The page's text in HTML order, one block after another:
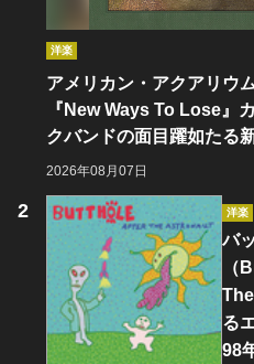
洋楽
アメリカン・アクアリウ
『New Ways To Lose』
クバンドの面目躍如たる
2026年08月07日
洋楽
バ
（
る
98